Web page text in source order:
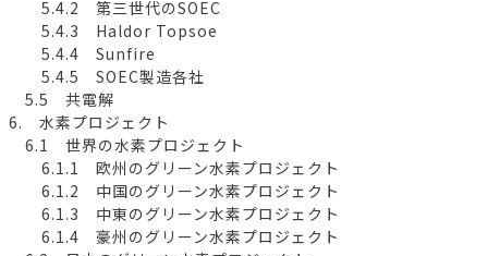
5.4.2 第三世代のSOEC
5.4.3 Haldor Topsoe
5.4.4 Sunfire
5.4.5 SOEC製造各社
5.5 共電解
6. 水素プロジェクト
6.1 世界の水素プロジェクト
6.1.1 欧州のグリーン水素プロジェクト
6.1.2 中国のグリーン水素プロジェクト
6.1.3 中東のグリーン水素プロジェクト
6.1.4 豪州のグリーン水素プロジェクト